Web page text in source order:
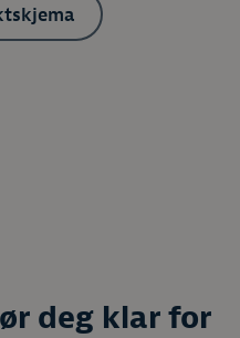
deg klar for